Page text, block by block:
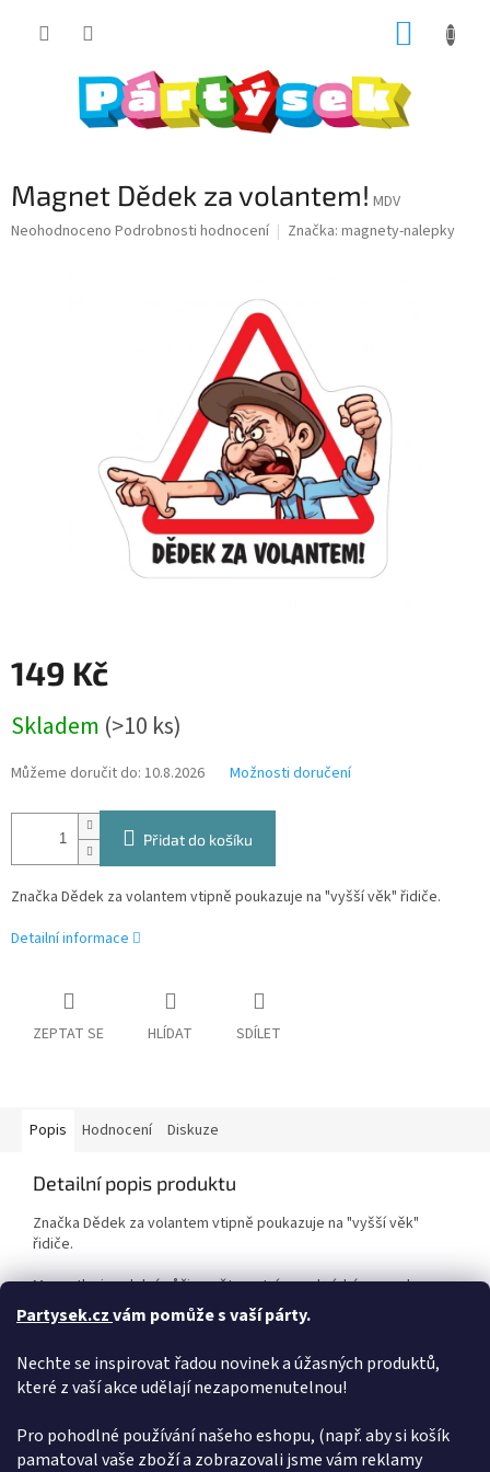
Partysek.czvám pomůže s vaší párty.
Nechte se inspirovat řadou novinek a úžasných produktů,
které z vaší akce udělají nezapomenutelnou!
Pro pohodlné používání našeho eshopu, (např. aby si košík
pamatoval vaše zboží a zobrazovali jsme vám reklamy
Magnet Dědek za volantem! MDV
Průměrné
Neohodnoceno Podrobnosti hodnocení Značka: magnety-nalepky
149 Kč
cena:
Skladem (>10 ks)
Můžeme doručit do: 10.8.2026 Možnosti doručení
Přidat do košíku
Značka Dědek za volantem vtipně poukazuje na "vyšší věk" řidiče.
Detailní informace
ZEPTAT SE HLÍDAT SDÍLET
Popis Hodnocení Diskuze
Detailní popis produktu
Značka Dědek za volantem vtipně poukazuje na "vyšší věk"
řidiče.
Magnetka je odolná vůči povětrnostním podmínkám, snadno
omyvatelná a na autě se udrží i při vysoké rychlosti.
Výška
14 cm
Hmotnost30 g